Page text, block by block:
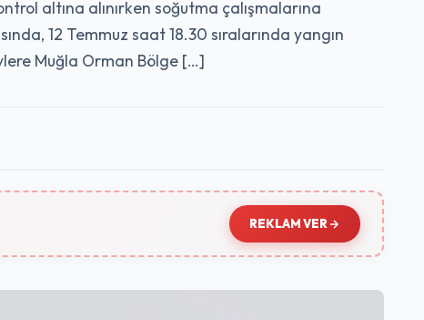
altına alınırken soğutma çalışmalarına
12 Temmuz saat 18.30 sıralarında yangın
Muğla Orman Bölge […]
REKLAM VER